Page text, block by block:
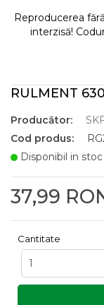
Reproducerea
interzisă!
RULMENT
Producător:
Cod produs:
Disponibil in
37,99
Cantitate